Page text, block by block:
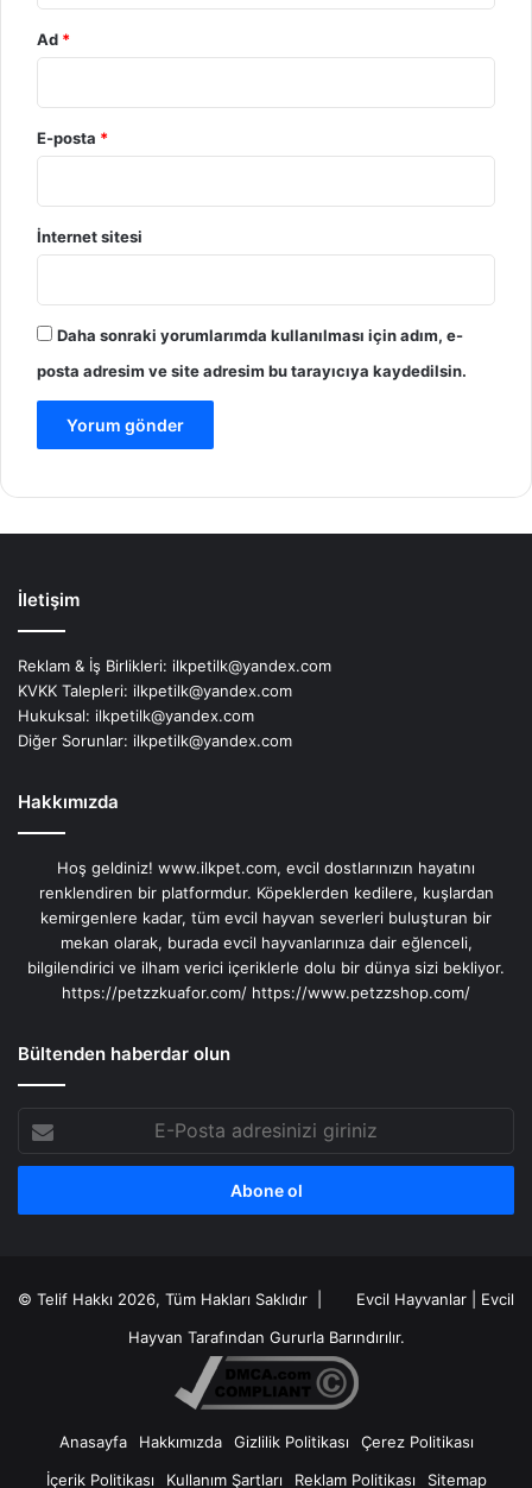
Ad *
E-posta *
İnternet sitesi
Daha sonraki yorumlarımda kullanılması için adım, e-
posta adresim ve site adresim bu tarayıcıya kaydedilsin.
İletişim
Reklam & İş Birlikleri: ilkpetilk@yandex.com
KVKK Talepleri: ilkpetilk@yandex.com
Hukuksal: ilkpetilk@yandex.com
Diğer Sorunlar: ilkpetilk@yandex.com
Hakkımızda
Hoş geldiniz! www.ilkpet.com, evcil dostlarınızın hayatını
renklendiren bir platformdur. Köpeklerden kedilere, kuşlardan
kemirgenlere kadar, tüm evcil hayvan severleri buluşturan bir
mekan olarak, burada evcil hayvanlarınıza dair eğlenceli,
bilgilendirici ve ilham verici içeriklerle dolu bir dünya sizi bekliyor.
https://petzzkuafor.com/ https://www.petzzshop.com/
Bültenden haberdar olun
E-
Posta
adresinizi
© Telif Hakkı 2026, Tüm Hakları Saklıdır | Evcil Hayvanlar
Evcil
Hayvan Tarafından Gururla Barındırılır.
Anasayfa Hakkımızda Gizlilik Politikası
Çerez Politikası
İçerik Politikası
Kullanım Şartları Reklam Politikası Sitemap